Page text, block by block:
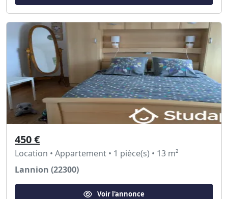
450 €
Location • Appartement • 1 pièce(s) • 13 m²
Lannion (22300)
Voir l'annonce